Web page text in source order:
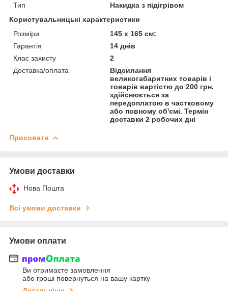
Тип
Накидка з підігрівом
Користувальницькі характеристики
Розміри
145 х 165 см;
Гарантія
14 днів
Клас захисту
2
Доставка/оплата
Відсилання
великогабаритних товарів і
товарів вартістю до 200 грн.
здійснюється за
передоплатою в частковому
або повному об'ємі. Термін
доставки 2 робочих дні
Приховати
Умови доставки
Нова Пошта
Всі умови доставки
Умови оплати
Ви отримаєте замовлення
або гроші повернуться на вашу картку